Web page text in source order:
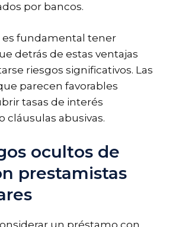
por bancos.
es fundamental tener
detrás de estas ventajas
riesgos significativos. Las
parecen favorables
tasas de interés
cláusulas abusivas.
ocultos de
prestamistas